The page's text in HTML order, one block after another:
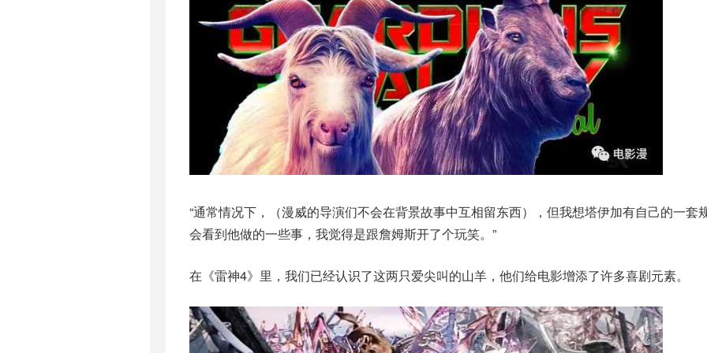
“通常情况下，（漫威的导演们不会在背景故事中互相留东西），但我想塔伊加有自己的一
会看到他做的一些事，我觉得是跟詹姆斯开了个玩笑。”
在《雷神4》里，我们已经认识了这两只爱尖叫的山羊，他们给电影增添了许多喜剧元素。